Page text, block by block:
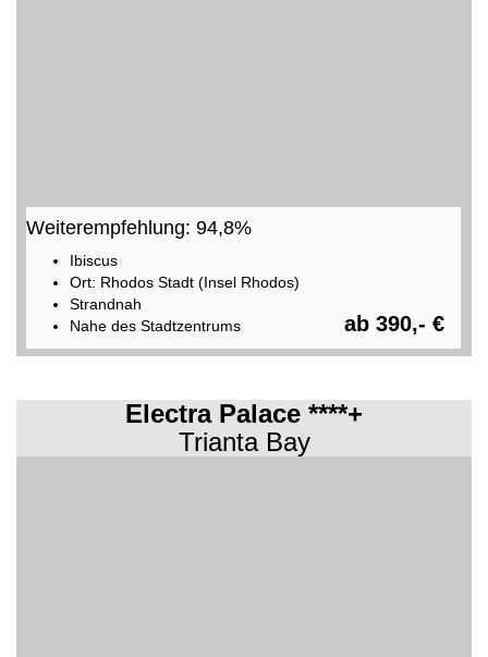
Weiterempfehlung: 94,8%
Ibiscus
Ort: Rhodos Stadt (Insel Rhodos)
Strandnah
Nahe des Stadtzentrums
ab 390,- €
Electra Palace ****+
Trianta Bay